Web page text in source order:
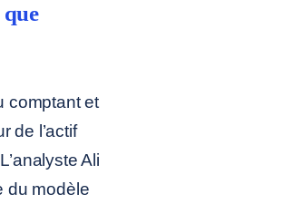
comptant et
de l’actif
Ali
du modèle